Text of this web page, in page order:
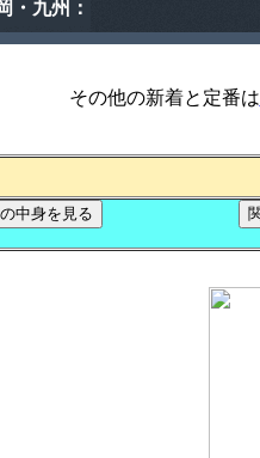
その他の新着と定番は